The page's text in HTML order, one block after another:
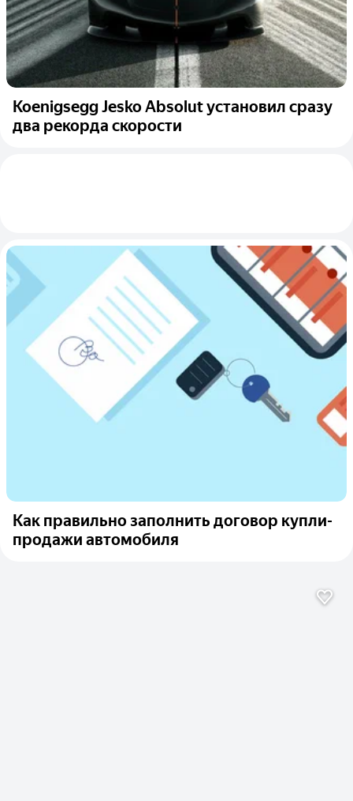
Koenigsegg Jesko Absolut установил сразу
два рекорда скорости
Как правильно заполнить договор купли-
продажи автомобиля